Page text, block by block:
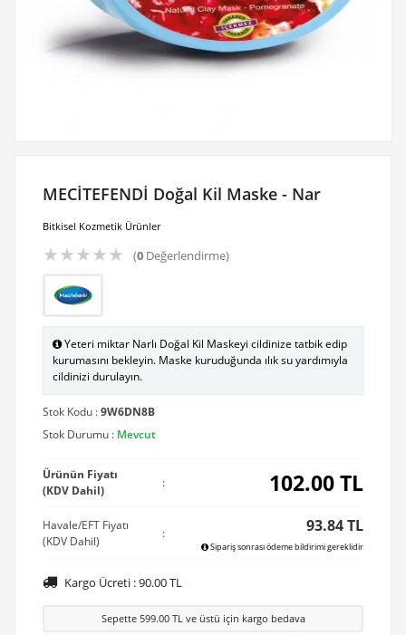
MECİTEFENDİ Doğal Kil Maske - Nar
Bitkisel Kozmetik Ürünler
★★★★★ (0Değerlendirme)
Yeteri miktar Narlı Doğal Kil Maskeyi cildinize tatbik edip
kurumasını bekleyin. Maske kuruduğunda ılık su yardımıyla
cildinizi durulayın.
Stok Kodu :9W6DN8B
Stok Durumu : Mevcut
Ürünün Fiyatı
(KDV Dahil)
: 102.00TL
Havale/EFT Fiyatı
(KDV Dahil)
: 93.84 TL
Sipariş sonrası ödeme bildirimi gereklidir
Kargo Ücreti :90.00TL
Sepette 599.00TL ve üstü için kargo bedava